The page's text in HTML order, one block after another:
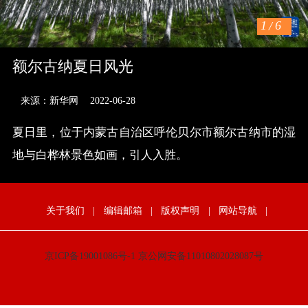
1 /6
额尔古纳夏日风光
来源：新华网 2022-06-28
夏日里，位于内蒙古自治区呼伦贝尔市额尔古纳市的湿
地与白桦林景色如画，引人入胜。
关于我们 | 编辑邮箱 | 版权声明 | 网站导航 |
京ICP备19001086号-1 京公网安备11010802028087号